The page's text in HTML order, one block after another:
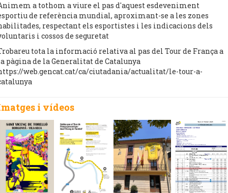
a tothom a viure el pas d'aquest esdeveniment
de referència mundial, aproximant-se a les zones
respectant els esportistes i les indicacions dels
i cossos de seguretat
tota la informació relativa al pas del Tour de França a
pàgina de la Generalitat de Catalunya
web.gencat.cat/ca/ciutadania/actualitat/le-tour-a-
i vídeos